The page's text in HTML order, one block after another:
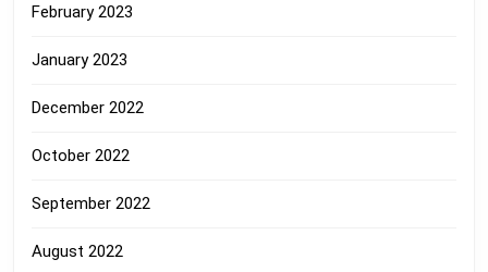
February 2023
January 2023
December 2022
October 2022
September 2022
August 2022